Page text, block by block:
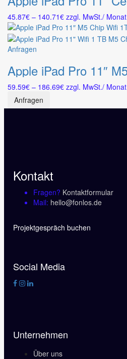
Produktseite
gewählt
werden
mehrere
Varianten
auf.
Die
auf
der
Produktseite
gewählt
werden
45.87€ – 140.71€Preisspanne:
45.87€
140.71€
zzgl. MwSt./ Monat
Anfragen
weist
mehrere
Varianten
auf.
Die
gewählt
werden
59.59€ – 186.69€Preisspanne:
zzgl. MwSt./ Monat
Anfragen
Kontakt
Fragen? Kontaktformular
Mail: hello@fonlos.de
Projektgespräch buchen
Social Media
Unternehmen
Über uns